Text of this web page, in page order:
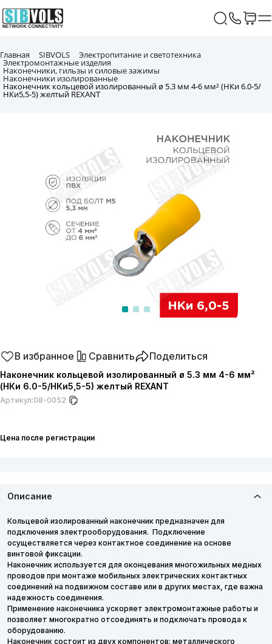
Главная SIBVOLS Электропитание и светотехника
Электромонтажные изделия
Наконечники, гильзы и силовые зажимы
Наконечники изолированные
Наконечник кольцевой изолированный ø 5.3 мм 4-6 мм² (НКи 6.0-5/
НКи5,5-5) желтый REXANT
В избранное Сравнить Поделиться
Наконечник кольцевой изолированный ø 5.3 мм 4-6 мм²
(НКи 6.0-5/НКи5,5-5) желтый REXANT
Артикул:08-0052
Цена после регистрации
Описание
Кольцевой изолированный наконечник предназначен для
подключения электрооборудования. Подключение
осуществляется через контактное соединение на основе
винтовой фиксации.
Наконечник используется для оконцевания многожильных медных
проводов при монтаже мобильных электрических контактных
соединений на подвижном составе или в других местах, где важна
надежность соединения.
Применение наконечника ускоряет электромонтажные работы и
позволяет многократно отсоединять и подключать провода к
оборудованию.
Наконечник состоит из двух компонентов: металлического